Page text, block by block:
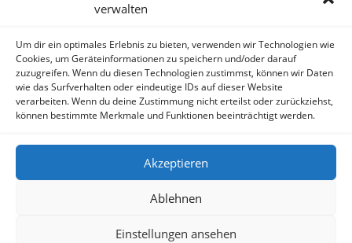
verwalten
Um dir ein optimales Erlebnis zu bieten, verwenden wir Technologien wie
Cookies, um Geräteinformationen zu speichern und/oder darauf
zuzugreifen. Wenn du diesen Technologien zustimmst, können wir Daten
wie das Surfverhalten oder eindeutige IDs auf dieser Website
verarbeiten. Wenn du deine Zustimmung nicht erteilst oder zurückziehst,
können bestimmte Merkmale und Funktionen beeinträchtigt werden.
Akzeptieren
Ablehnen
Einstellungen ansehen
Vorname*